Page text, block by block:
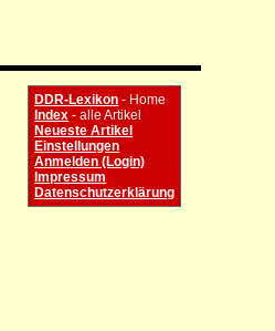
DDR-Lexikon - Home
Index - alle Artikel
Neueste Artikel
Einstellungen
Anmelden (Login)
Impressum
Datenschutzerklärung